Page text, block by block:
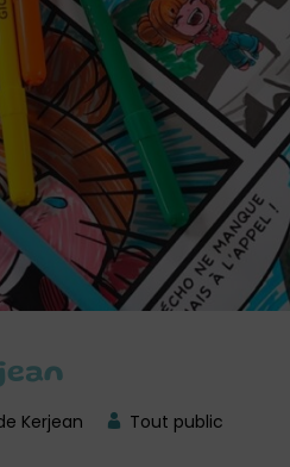
Kerjean Tout public